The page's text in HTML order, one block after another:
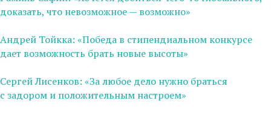
доказать, что невозможное — возможно»
Андрей Тойкка: «Победа в cтипендиальном конкурсе
дает возможность брать новые высоты»
Сергей Лисенков: «За любое дело нужно браться
с задором и положительным настроем»